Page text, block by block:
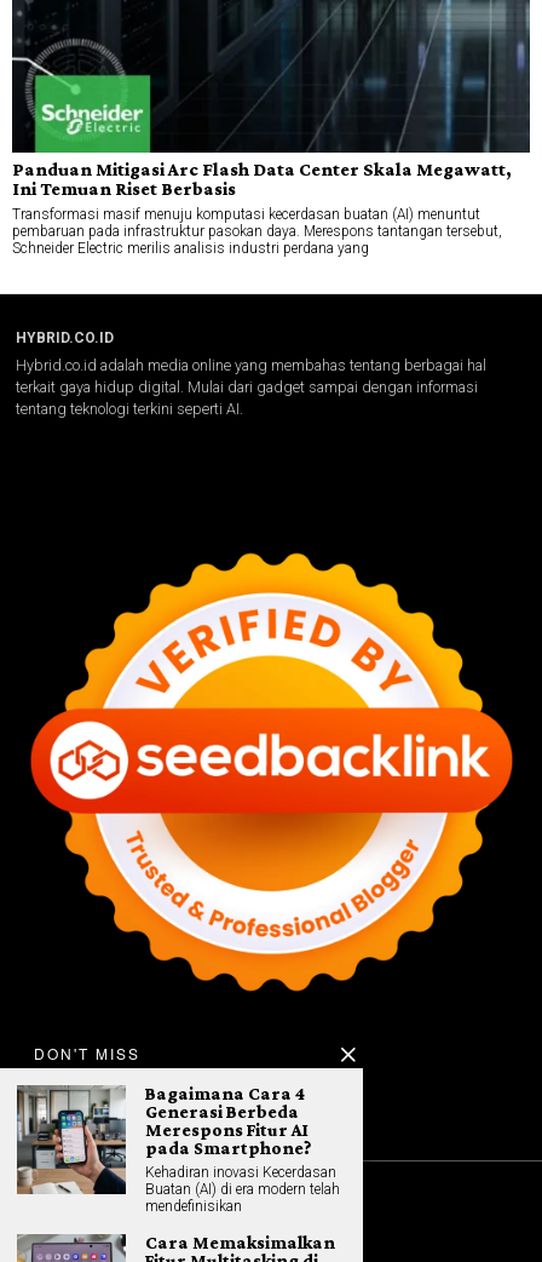
Panduan Mitigasi Arc Flash Data Center Skala Megawatt,
Ini Temuan Riset Berbasis
Transformasi masif menuju komputasi kecerdasan buatan (AI) menuntut
pembaruan pada infrastruktur pasokan daya. Merespons tantangan tersebut,
Schneider Electric merilis analisis industri perdana yang
HYBRID.CO.ID
Hybrid.co.id adalah media online yang membahas tentang berbagai hal
terkait gaya hidup digital. Mulai dari gadget sampai dengan informasi
tentang teknologi terkini seperti AI.
DON'T MISS
Bagaimana Cara 4
Generasi Berbeda
Merespons Fitur AI
pada Smartphone?
Kehadiran inovasi Kecerdasan
Buatan (AI) di era modern telah
mendefinisikan
Cara Memaksimalkan